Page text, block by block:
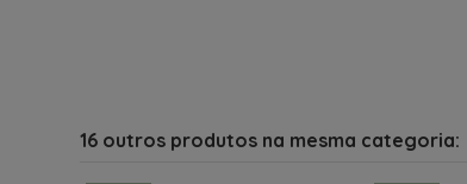
16 outros produtos na mesma categoria: